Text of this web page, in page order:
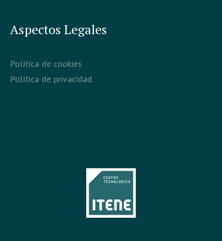
Aspectos Legales
Política de cookies
Política de privacidad